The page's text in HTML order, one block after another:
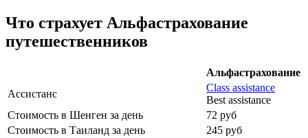
Что страхует Альфастрахование
путешественников
Альфастрахование
Ассистанс
Class assistance
Best assistance
Стоимость в Шенген за день
72 руб
Стоимость в Таиланд за день
245 руб